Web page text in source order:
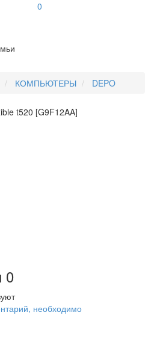
0
КОМПЬЮТЕРЫ DEPO
t520 [G9F12AA]
0
необходимо